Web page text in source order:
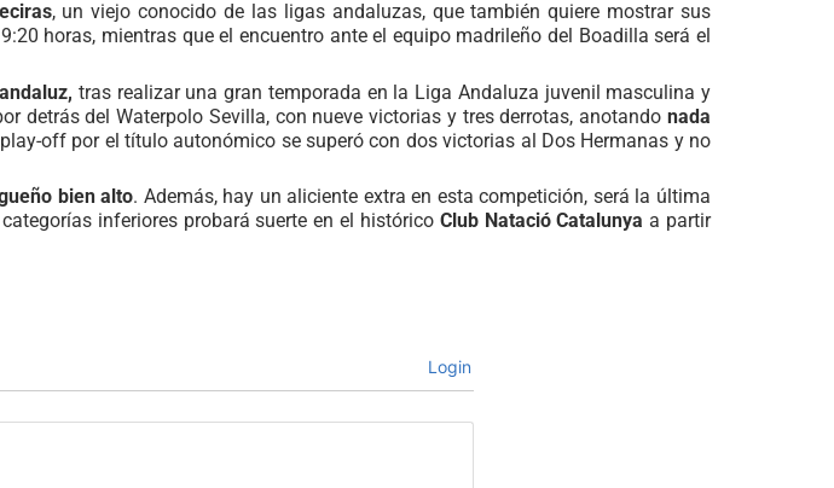
, un viejo conocido de las ligas andaluzas, que también quiere mostrar sus
horas, mientras que el encuentro ante el equipo madrileño del Boadilla será el
tras realizar una gran temporada en la Liga Andaluza juvenil masculina y
detrás del Waterpolo Sevilla, con nueve victorias y tres derrotas, anotando nada
off por el título autonómico se superó con dos victorias al Dos Hermanas y no
bien alto. Además, hay un aliciente extra en esta competición, será la última
inferiores probará suerte en el histórico Club Natació Catalunya a partir
Login